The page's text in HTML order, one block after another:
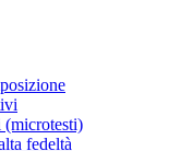
(microtesti)
fedeltà